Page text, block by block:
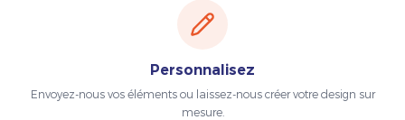
Personnalisez
Envoyez-nous vos éléments ou laissez-nous créer votre design sur
mesure.